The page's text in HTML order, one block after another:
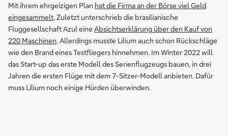
Mit ihrem ehrgeizigen Plan hat die Firma an der Börse viel Geld
eingesammelt. Zuletzt unterschrieb die brasilianische
Fluggesellschaft Azul eine Absichtserklärung über den Kauf von
220 Maschinen. Allerdings musste Lilium auch schon Rückschläge
wie den Brand eines Testfliegers hinnehmen. Im Winter 2022 will
das Start-up das erste Modell des Serienflugzeugs bauen, in drei
Jahren die ersten Flüge mit dem 7-Sitzer-Modell anbieten. Dafür
muss Lilium noch einige Hürden überwinden.